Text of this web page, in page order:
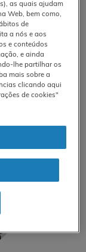
de
a co-
™
as quais ajudam
Web, bem como,
de
a nós e aos
e conteúdos
e ainda
lhe partilhar os
mais sobre a
clicando aqui
de cookies"